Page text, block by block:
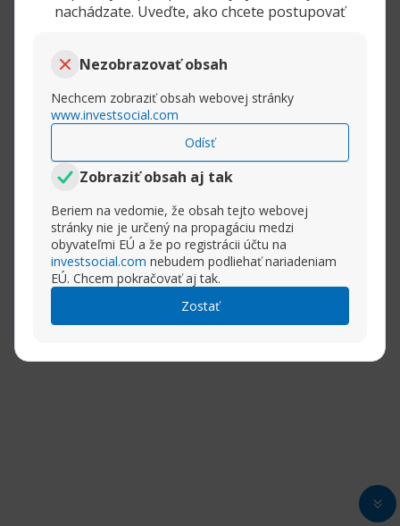
nachádzate. Uveďte, ako chcete postupovať
Nezobrazovať obsah
Nechcem zobraziť obsah webovej stránky
www.investsocial.com
Odísť
Zobraziť obsah aj tak
Beriem na vedomie, že obsah tejto webovej
stránky nie je určený na propagáciu medzi
obyvateľmi EÚ a že po registrácii účtu na
investsocial.com nebudem podliehať nariadeniam
EÚ. Chcem pokračovať aj tak.
Zostať